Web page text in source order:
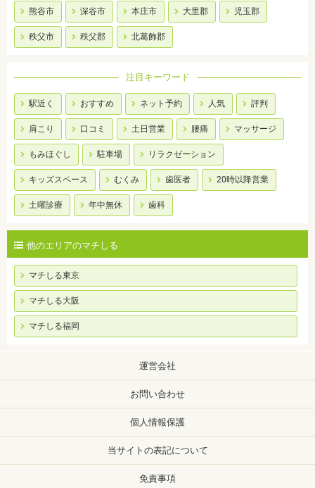
熊谷市 深谷市 本庄市 大里郡 児玉郡
秩父市 秩父郡 北葛飾郡
注目キーワード
駅近く おすすめ ネット予約 人気 評判
肩こり 口コミ 土日営業 腰痛 マッサージ
もみほぐし 駐車場 リラクゼーション
キッズスペース むくみ 歯医者 20時以降営業
土曜診療 年中無休 歯科
他のエリアのマチしる
マチしる東京
マチしる大阪
マチしる福岡
運営会社
お問い合わせ
個人情報保護
当サイトの表記について
免責事項